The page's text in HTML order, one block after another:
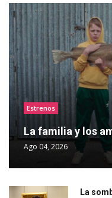
Estrenos
La familia y los
Ago 04, 2026
La